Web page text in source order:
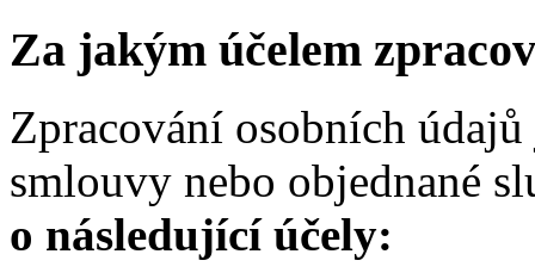
Za jakým účelem
Zpracování osobních
smlouvy nebo objednané
o následující účely: